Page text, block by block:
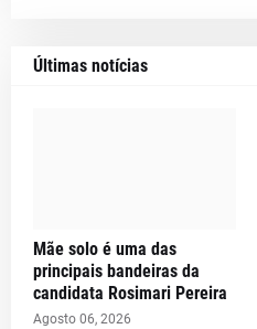
Últimas notícias
Mãe solo é uma das
principais bandeiras da
candidata Rosimari Pereira
Agosto 06, 2026